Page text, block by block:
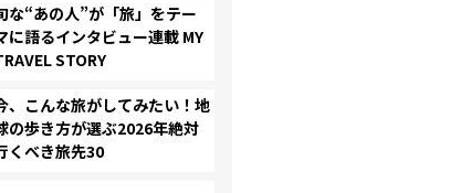
な“あの人”が「旅」をテー
に語るインタビュー連載 MY
STORY
、こんな旅がしてみたい！地
の歩き方が選ぶ2026年絶対
くべき旅先30